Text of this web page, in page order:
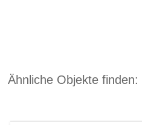
Ähnliche Objekte finden: